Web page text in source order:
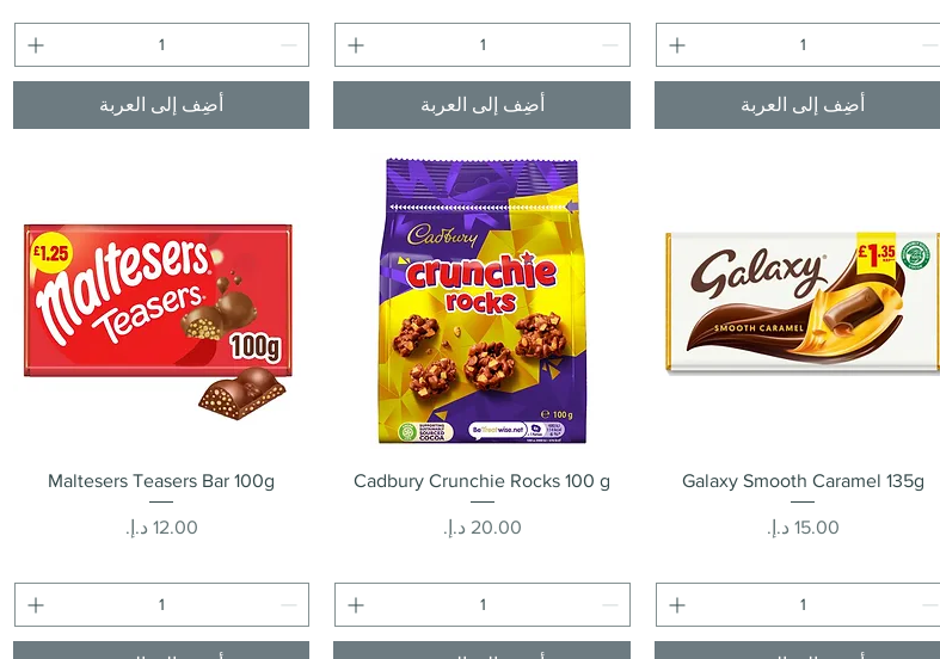
أضِف إلى العربة أضِف إلى العربة أضِف إلى العربة
العرض السريع
Galaxy Smooth Caramel 135g
السعر
العرض السريع
Cadbury Crunchie Rocks 100 g
السعر
العرض السريع
Maltesers Teasers Bar 100g
السعر